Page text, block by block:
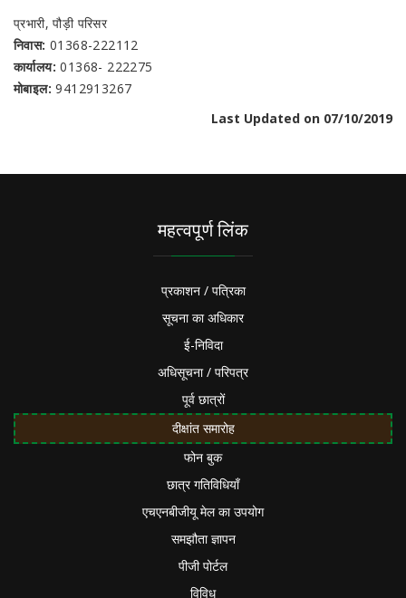
प्रभारी, पौड़ी परिसर
निवास: 01368-222112
कार्यालय: 01368- 222275
मोबाइल: 9412913267
Last Updated on 07/10/2019
महत्वपूर्ण लिंक
प्रकाशन / पत्रिका
सूचना का अधिकार
ई-निविदा
अधिसूचना / परिपत्र
पूर्व छात्रों
दीक्षांत समारोह
फोन बुक
छात्र गतिविधियाँ
एचएनबीजीयू मेल का उपयोग
समझौता ज्ञापन
पीजी पोर्टल
विविध